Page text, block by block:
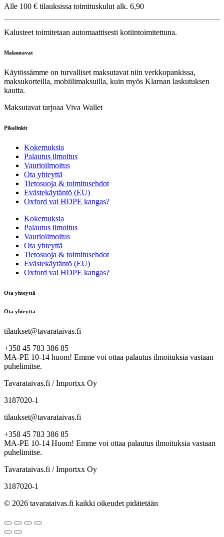
Alle 100 € tilauksissa toimituskulut alk. 6,90
Kalusteet toimitetaan automaattisesti kotiintoimitettuna.
Maksutavat
Käytössämme on turvalliset maksutavat niin verkkopankissa,
maksukorteilla, mobiilimaksuilla, kuin myös Klarnan laskutuksen
kautta.
Maksutavat tarjoaa Viva Wallet
Pikalinkit
Kokemuksia
Palautus ilmoitus
Vaurioilmoitus
Ota yhteyttä
Tietosuoja & toimitusehdot
Evästekäytäntö (EU)
Oxford vai HDPE kangas?
Kokemuksia
Palautus ilmoitus
Vaurioilmoitus
Ota yhteyttä
Tietosuoja & toimitusehdot
Evästekäytäntö (EU)
Oxford vai HDPE kangas?
Ota yhteyttä
Ota yhteyttä
tilaukset@tavarataivas.fi
+358 45 783 386 85
MA-PE 10-14 huom! Emme voi ottaa palautus ilmoituksia vastaan
puhelimitse.
Tavarataivas.fi / Importxx Oy
3187020-1
tilaukset@tavarataivas.fi
+358 45 783 386 85
MA-PE 10-14 Huom! Emme voi ottaa palautus ilmoituksia vastaan
puhelimitse.
Tavarataivas.fi / Importxx Oy
3187020-1
© 2026 tavarataivas.fi kaikki oikeudet pidätetään